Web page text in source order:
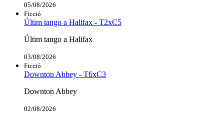
05/08/2026
Ficció
Últim tango a Halifax - T2xC5
Últim tango a Halifax
03/08/2026
Ficció
Downton Abbey - T6xC3
Downton Abbey
02/08/2026